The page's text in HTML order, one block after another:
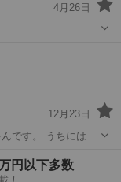
4月26日
12月23日
です。 うちには猫
来た時よりはほぐ
円以下多数